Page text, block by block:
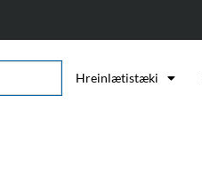
Hreinlætistæki